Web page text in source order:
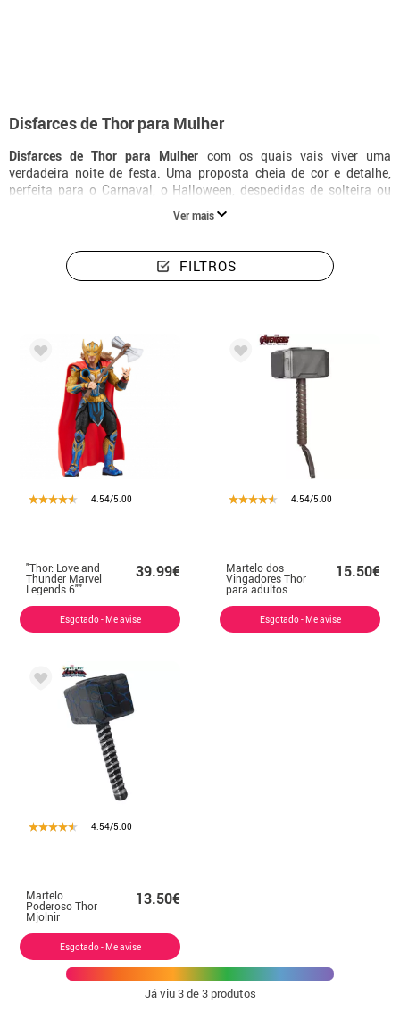
Disfarces de Thor para Mulher
Disfarces de Thor para Mulher com os quais vais viver uma
verdadeira noite de festa. Uma proposta cheia de cor e detalhe,
perfeita para o Carnaval, o Halloween, despedidas de solteira ou
qualquer ocasião especial em que queiras destacar-te.
Ver mais
FILTROS
4.54/5.00
"Thor: Love and
Thunder Marvel
Legends 6""
Figura"
39.99€
Esgotado - Me avise
4.54/5.00
Martelo dos
Vingadores Thor
para adultos
15.50€
Esgotado - Me avise
4.54/5.00
Martelo
Poderoso Thor
Mjolnir
13.50€
Esgotado - Me avise
Já viu3de 3 produtos